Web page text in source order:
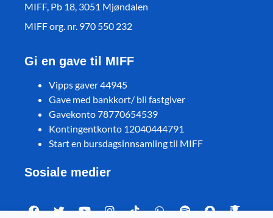
MIFF, Pb 18, 3051 Mjøndalen
MIFF org. nr. 970 550 232
Gi en gave til MIFF
Vipps gaver 44945
Gave med bankkort/ bli fastgiver
Gavekonto 78770654539
Kontingentkonto 12040444791
Start en bursdagsinnsamling til MIFF
Sosiale medier